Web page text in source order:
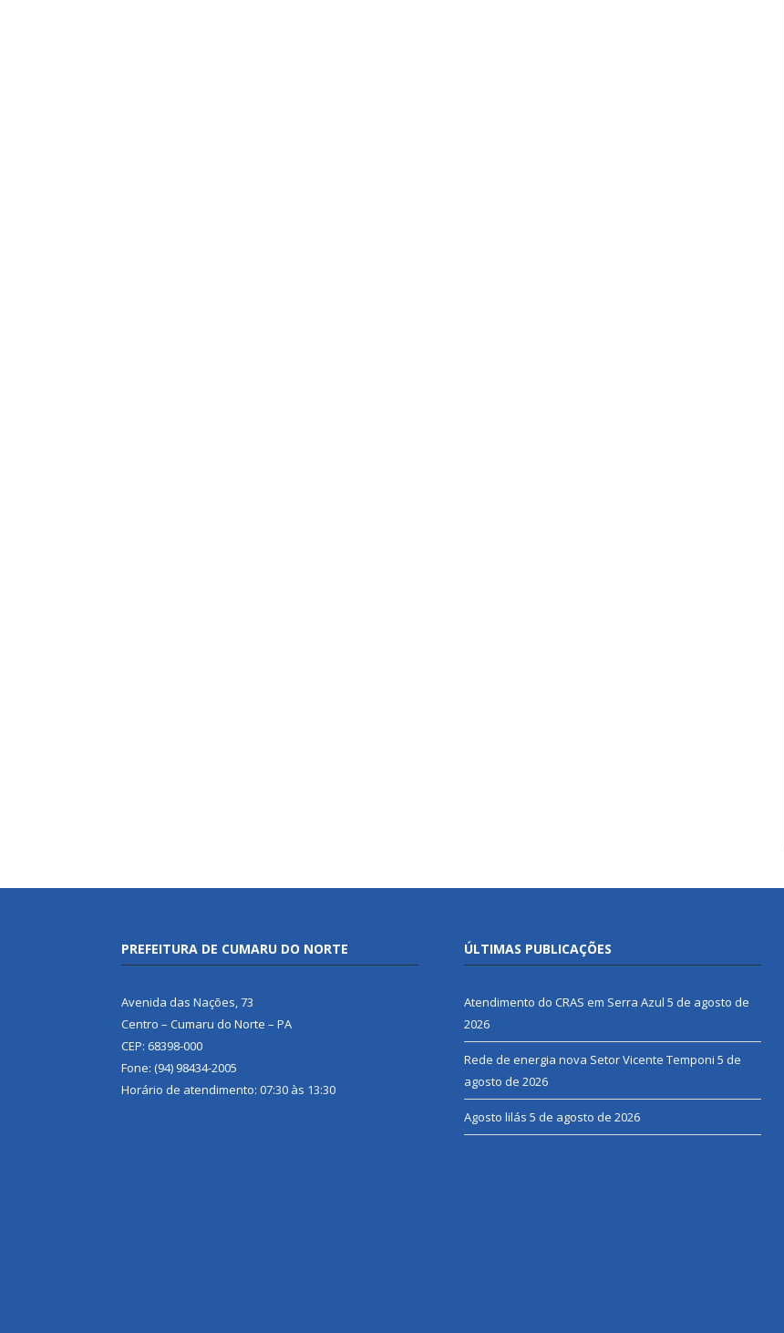
PREFEITURA DE CUMARU DO NORTE
Avenida das Nações, 73
Centro – Cumaru do Norte – PA
CEP: 68398-000
Fone: (94) 98434-2005
Horário de atendimento: 07:30 às 13:30
ÚLTIMAS PUBLICAÇÕES
Atendimento do CRAS em Serra Azul 5 de agosto de
2026
Rede de energia nova Setor Vicente Temponi 5 de
agosto de 2026
Agosto lilás 5 de agosto de 2026